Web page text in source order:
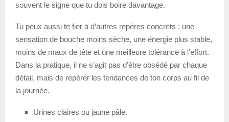
souvent le signe que tu dois boire davantage.
Tu peux aussi te fier à d’autres repères concrets : une
sensation de bouche moins sèche, une énergie plus stable,
moins de maux de tête et une meilleure tolérance à l’effort.
Dans la pratique, il ne s’agit pas d’être obsédé par chaque
détail, mais de repérer les tendances de ton corps au fil de
la journée.
Urines claires ou jaune pâle.